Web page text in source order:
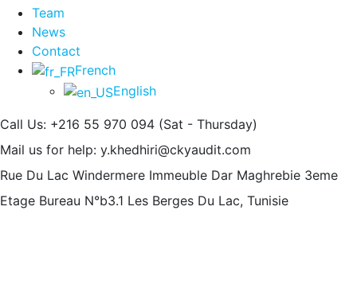
Team
News
Contact
French
English
Call Us: +216 55 970 094 (Sat - Thursday)
Mail us for help: y.khedhiri@ckyaudit.com
Rue Du Lac Windermere Immeuble Dar Maghrebie 3eme
Etage Bureau N°b3.1 Les Berges Du Lac, Tunisie